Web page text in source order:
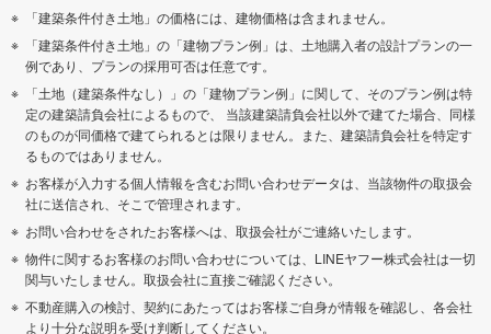
「建築条件付き土地」の価格には、建物価格は含まれません。
「建築条件付き土地」の「建物プラン例」は、土地購入者の設計プランの一
例であり、プランの採用可否は任意です。
「土地（建築条件なし）」の「建物プラン例」に関して、そのプラン例は特
定の建築請負会社によるもので、 当該建築請負会社以外で建てた場合、同様
のものが同価格で建てられるとは限りません。また、建築請負会社を特定す
るものではありません。
お客様が入力する個人情報を含むお問い合わせデータは、当該物件の取扱会
社に送信され、そこで管理されます。
お問い合わせをされたお客様へは、取扱会社がご連絡いたします。
物件に関するお客様のお問い合わせについては、LINEヤフー株式会社は一切
関与いたしません。取扱会社に直接ご確認ください。
不動産購入の検討、契約にあたってはお客様ご自身が情報を確認し、各会社
より十分な説明を受け判断してください。